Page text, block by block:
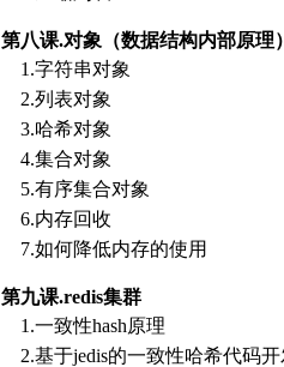
第八课.对象（数据结构内部原理
1.字符串对象
2.列表对象
3.哈希对象
4.集合对象
5.有序集合对象
6.内存回收
7.如何降低内存的使用
第九课.redis集群
1.一致性hash原理
2.基于jedis的一致性哈希代码开